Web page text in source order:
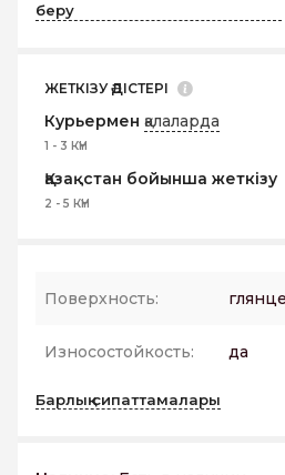
беру
ЖЕТКІЗУ ӘДІСТЕРІ
Курьермен қалаларда
1 - 3 КҮН
Қазақстан бойынша жеткізу
2 - 5 КҮН
Поверхность:
Износостойкость: да
Барлық сипаттамалары